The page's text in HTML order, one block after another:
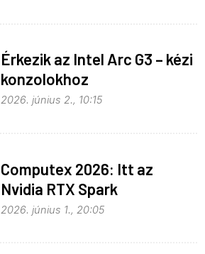
Érkezik az Intel Arc G3 – kézi
konzolokhoz
2026. június 2., 10:15
Computex 2026: Itt az
Nvidia RTX Spark
processzor
2026. június 1., 20:05